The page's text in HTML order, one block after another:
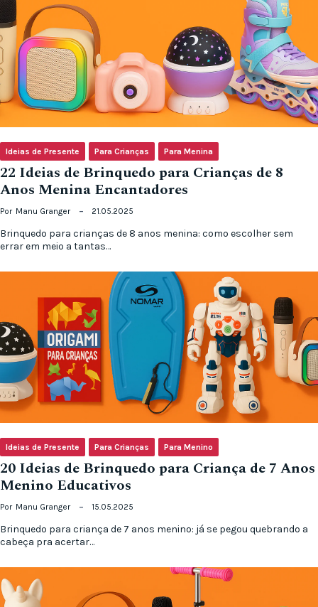
Ideias de Presente Para Crianças Para Menina
22 Ideias de Brinquedo para Crianças de 8
Anos Menina Encantadores
Por Manu Granger 21.05.2025
Brinquedo para crianças de 8 anos menina: como escolher sem
errar em meio a tantas…
Ideias de Presente Para Crianças Para Menino
20 Ideias de Brinquedo para Criança de 7 Anos
Menino Educativos
Por Manu Granger 15.05.2025
Brinquedo para criança de 7 anos menino: já se pegou quebrando a
cabeça pra acertar…